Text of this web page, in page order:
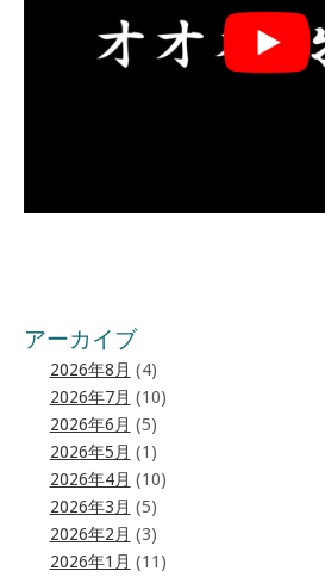
アーカイブ
2026年8月 (4)
2026年7月 (10)
2026年6月 (5)
2026年5月 (1)
2026年4月 (10)
2026年3月 (5)
2026年2月 (3)
2026年1月 (11)